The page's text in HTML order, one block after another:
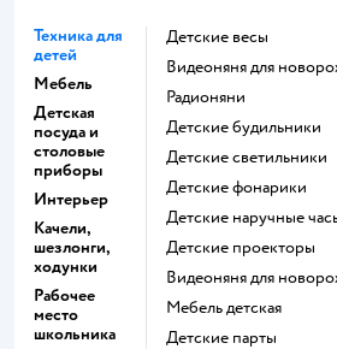
Техника для
детей
Мебель
Детская
посуда и
столовые
приборы
Интерьер
Качели,
шезлонги,
ходунки
Рабочее
место
школьника
Детские весы
Видеоняня для
Радионяни
Детские будильники
Детские светильники
Детские фонарики
Детские наручные
Детские проекторы
Видеоняня для
Мебель детская
Детские парты